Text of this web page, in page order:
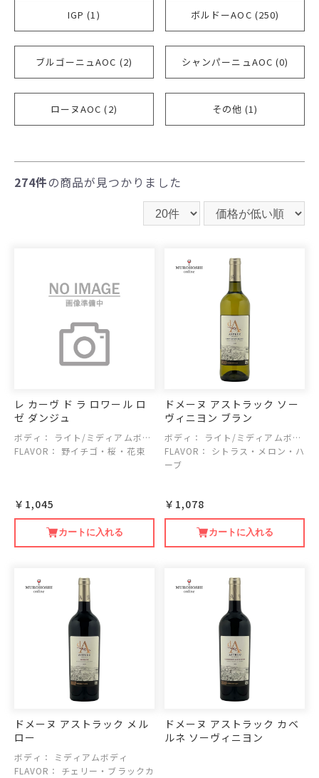
IGP (1) ボルドーAOC (250)
ブルゴーニュAOC (2) シャンパーニュAOC (0)
ローヌAOC (2) その他 (1)
274件の商品が見つかりました
レ カーヴ ド ラ ロワール ロ
ゼ ダンジュ
ボディ：
ライト/ミディアムボデ
ィ
FLAVOR： 野イチゴ・桜・花束
￥1,045
カートに入れる
ドメーヌ アストラック ソー
ヴィニヨン ブラン
ボディ：
ライト/ミディアムボデ
ィ
FLAVOR：
シトラス・メロン・ハ
ーブ
￥1,078
カートに入れる
ドメーヌ アストラック メル
ロー
ボディ：
ミディアムボディ
FLAVOR：
チェリー・ブラックカ
ドメーヌ アストラック カベ
ルネ ソーヴィニヨン